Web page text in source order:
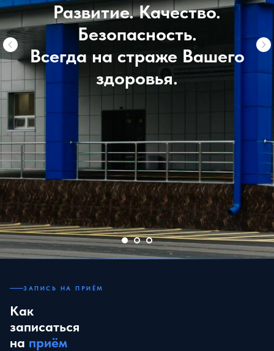
Развитие. Качество.
Безопасность.
Всегда на страже Вашего
здоровья.
ЗАПИСЬ НА ПРИЁМ
Как
записаться
на приём